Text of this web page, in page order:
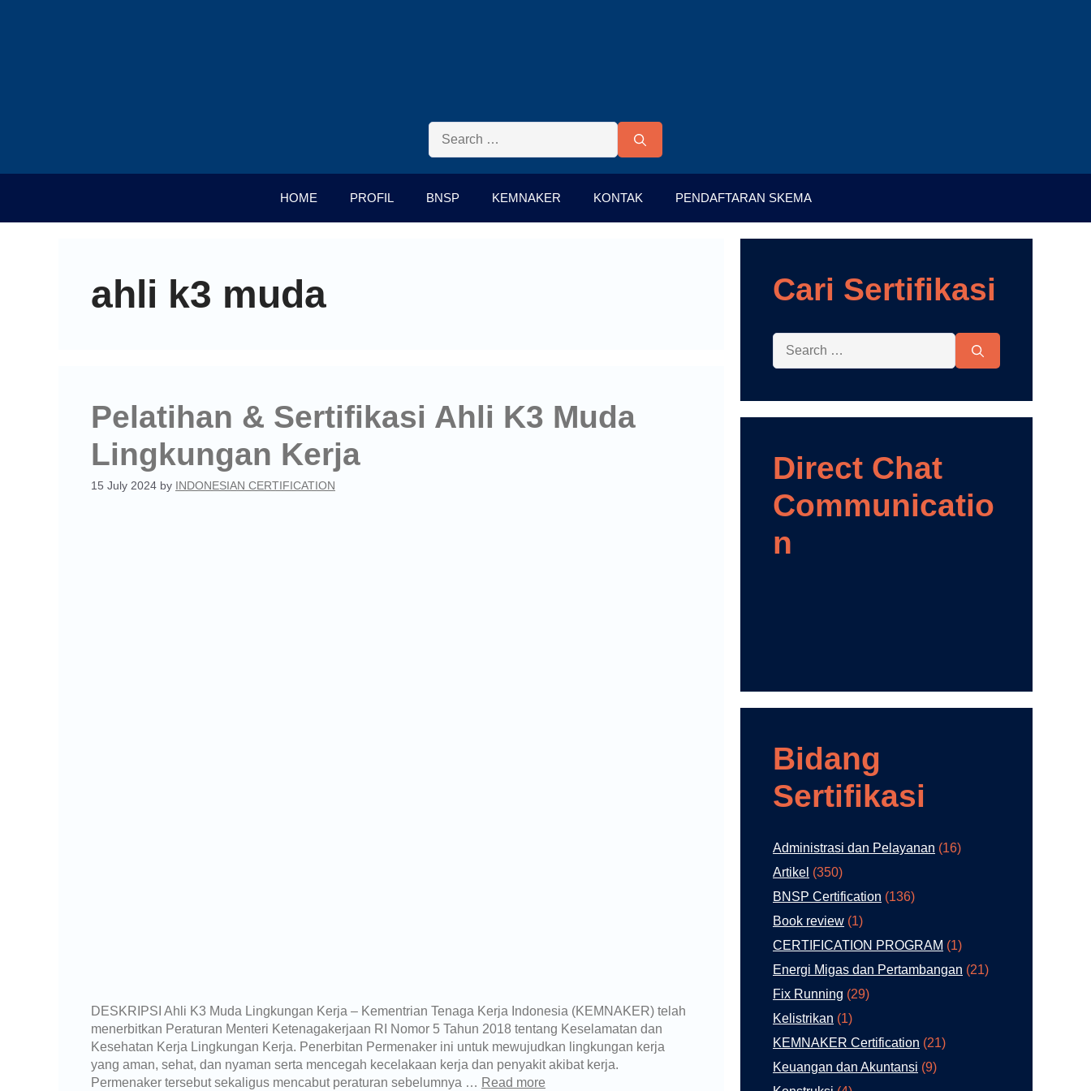
HOME PROFIL BNSP KEMNAKER KONTAK PENDAFTARAN SKEMA
ahli k3 muda
Pelatihan & Sertifikasi Ahli K3 Muda
Lingkungan Kerja
15 July 2024 by INDONESIAN CERTIFICATION
DESKRIPSI Ahli K3 Muda Lingkungan Kerja – Kementrian Tenaga Kerja Indonesia (KEMNAKER) telah
menerbitkan Peraturan Menteri Ketenagakerjaan RI Nomor 5 Tahun 2018 tentang Keselamatan dan
Kesehatan Kerja Lingkungan Kerja. Penerbitan Permenaker ini untuk mewujudkan lingkungan kerja
yang aman, sehat, dan nyaman serta mencegah kecelakaan kerja dan penyakit akibat kerja.
Permenaker tersebut sekaligus mencabut peraturan sebelumnya … Read more
Cari Sertifikasi
Direct Chat
Communicatio
n
Bidang
Sertifikasi
Administrasi dan Pelayanan (16)
Artikel (350)
BNSP Certification (136)
Book review (1)
CERTIFICATION PROGRAM (1)
Energi Migas dan Pertambangan (21)
Fix Running (29)
Kelistrikan (1)
KEMNAKER Certification (21)
Keuangan dan Akuntansi (9)